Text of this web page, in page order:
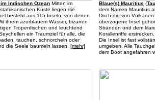
Indischen Ozean Mitten im
Küste liegen die
besteht aus 115 Inseln, von denen
ihrem azurblauem Wasser, bizarren
Tropenfischen und leuchtend
ein Traumziel für alle, die
tauchen, schnorcheln oder
die Seele baumeln lassen. [mehr]
Blaue(s) Mauritius (
dem Namen Mauritius
Doch die von
überzogene Insel
Stränden und dem
Korallenriffe
Die Insel ist fast
umgeben. Alle
dem Boot angefahren